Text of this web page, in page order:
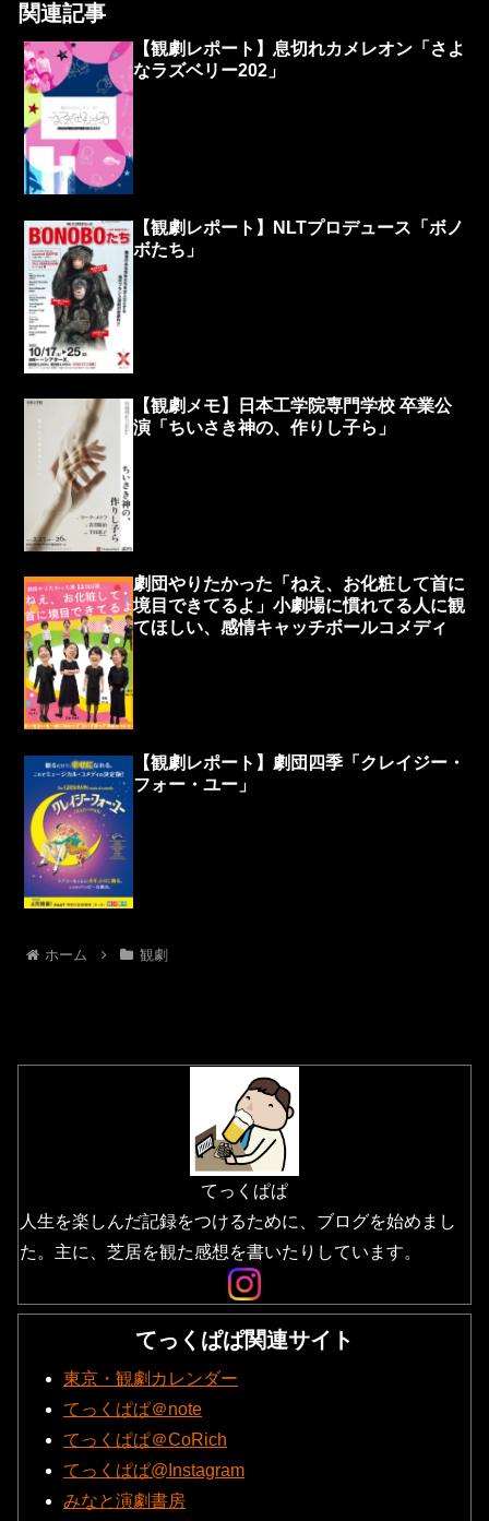
関連記事
【観劇レポート】息切れカメレオン「さよ
なラズベリー202」
【観劇レポート】NLTプロデュース「ボノ
ボたち」
【観劇メモ】日本工学院専門学校 卒業公
演「ちいさき神の、作りし子ら」
劇団やりたかった「ねえ、お化粧して首に
境目できてるよ」小劇場に慣れてる人に観
てほしい、感情キャッチボールコメディ
【観劇レポート】劇団四季「クレイジー・
フォー・ユー」
ホーム 観劇
てっくぱぱ
人生を楽しんだ記録をつけるために、ブログを始めまし
た。主に、芝居を観た感想を書いたりしています。
てっくぱぱ関連サイト
東京・観劇カレンダー
てっくぱぱ＠note
てっくぱぱ＠CoRich
てっくぱぱ@Instagram
みなと演劇書房